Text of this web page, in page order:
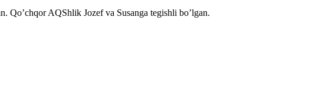
Qo’chqor AQShlik Jozef va Susanga tegishli bo’lgan.